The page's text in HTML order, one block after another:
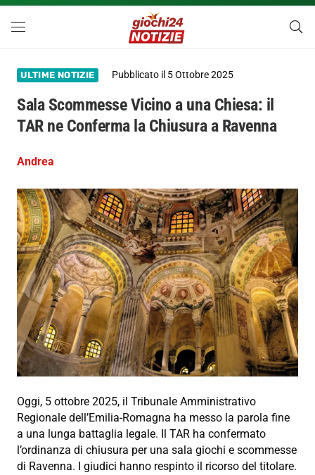
ULTIME NOTIZIE Pubblicato il 5 Ottobre 2025
Sala Scommesse Vicino a una Chiesa: il
TAR ne Conferma la Chiusura a Ravenna
Andrea
Oggi, 5 ottobre 2025, il Tribunale Amministrativo
Regionale dell’Emilia-Romagna ha messo la parola fine
a una lunga battaglia legale. Il TAR ha confermato
l’ordinanza di chiusura per una sala giochi e scommesse
di Ravenna. I giudici hanno respinto il ricorso del titolare.